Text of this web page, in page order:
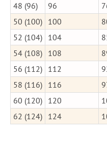
48 (96)
96
50 (100) 100
52 (104) 104
54 (108) 108
56 (112) 112
58 (116) 116
60 (120) 120
62 (124) 124